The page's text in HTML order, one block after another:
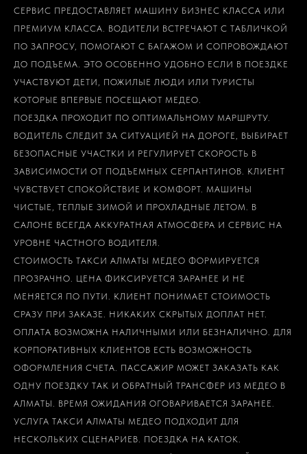
СЕРВИС ПРЕДОСТАВЛЯЕТ МАШИНУ БИЗНЕС КЛАССА ИЛИ
ПРЕМИУМ КЛАССА. ВОДИТЕЛИ ВСТРЕЧАЮТ С ТАБЛИЧКОЙ
ПО ЗАПРОСУ, ПОМОГАЮТ С БАГАЖОМ И СОПРОВОЖДАЮТ
ДО ПОДЪЕМА. ЭТО ОСОБЕННО УДОБНО ЕСЛИ В ПОЕЗДКЕ
УЧАСТВУЮТ ДЕТИ, ПОЖИЛЫЕ ЛЮДИ ИЛИ ТУРИСТЫ
КОТОРЫЕ ВПЕРВЫЕ ПОСЕЩАЮТ МЕДЕО.
ПОЕЗДКА ПРОХОДИТ ПО ОПТИМАЛЬНОМУ МАРШРУТУ.
ВОДИТЕЛЬ СЛЕДИТ ЗА СИТУАЦИЕЙ НА ДОРОГЕ, ВЫБИРАЕТ
БЕЗОПАСНЫЕ УЧАСТКИ И РЕГУЛИРУЕТ СКОРОСТЬ В
ЗАВИСИМОСТИ ОТ ПОДЪЕМНЫХ СЕРПАНТИНОВ. КЛИЕНТ
ЧУВСТВУЕТ СПОКОЙСТВИЕ И КОМФОРТ. МАШИНЫ
ЧИСТЫЕ, ТЕПЛЫЕ ЗИМОЙ И ПРОХЛАДНЫЕ ЛЕТОМ. В
САЛОНЕ ВСЕГДА АККУРАТНАЯ АТМОСФЕРА И СЕРВИС НА
УРОВНЕ ЧАСТНОГО ВОДИТЕЛЯ.
СТОИМОСТЬ ТАКСИ АЛМАТЫ МЕДЕО ФОРМИРУЕТСЯ
ПРОЗРАЧНО. ЦЕНА ФИКСИРУЕТСЯ ЗАРАНЕЕ И НЕ
МЕНЯЕТСЯ ПО ПУТИ. КЛИЕНТ ПОНИМАЕТ СТОИМОСТЬ
СРАЗУ ПРИ ЗАКАЗЕ. НИКАКИХ СКРЫТЫХ ДОПЛАТ НЕТ.
ОПЛАТА ВОЗМОЖНА НАЛИЧНЫМИ ИЛИ БЕЗНАЛИЧНО. ДЛЯ
КОРПОРАТИВНЫХ КЛИЕНТОВ ЕСТЬ ВОЗМОЖНОСТЬ
ОФОРМЛЕНИЯ СЧЕТА. ПАССАЖИР МОЖЕТ ЗАКАЗАТЬ КАК
ОДНУ ПОЕЗДКУ ТАК И ОБРАТНЫЙ ТРАНСФЕР ИЗ МЕДЕО В
АЛМАТЫ. ВРЕМЯ ОЖИДАНИЯ ОГОВАРИВАЕТСЯ ЗАРАНЕЕ.
УСЛУГА ТАКСИ АЛМАТЫ МЕДЕО ПОДХОДИТ ДЛЯ
НЕСКОЛЬКИХ СЦЕНАРИЕВ. ПОЕЗДКА НА КАТОК.